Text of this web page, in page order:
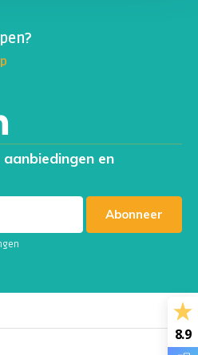
lage weerstand
klachten
vezelrijk of anti-inflammatoir
of plantaardig)
zoals pre-
en
Abonneer
8.9